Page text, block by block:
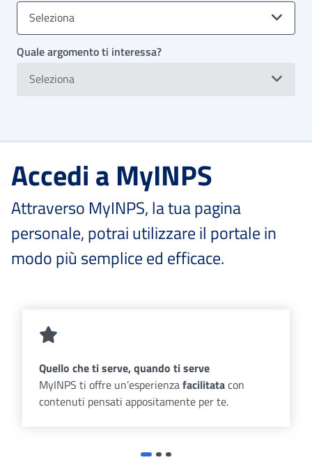
Seleziona
Quale argomento ti interessa?
Seleziona
Accedi a MyINPS
Attraverso MyINPS, la tua pagina
personale, potrai utilizzare il portale in
modo più semplice ed efficace.
Quello che ti serve, quando ti serve
MyINPS ti offre un’esperienzafacilitatacon
contenuti pensati appositamente per te.